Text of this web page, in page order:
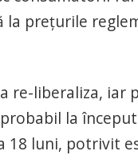
la prețurile
re-liberaliza, iar
la
18 luni, potrivit